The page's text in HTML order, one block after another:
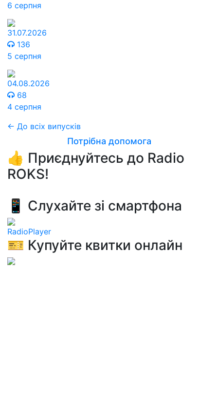
6 серпня
31.07.2026
136
5 серпня
04.08.2026
68
4 серпня
← До всіх випусків
Потрібна допомога
👍 Приєднуйтесь до Radio
ROKS!
📱 Слухайте зі смартфона
RadioPlayer
🎫 Купуйте квитки онлайн